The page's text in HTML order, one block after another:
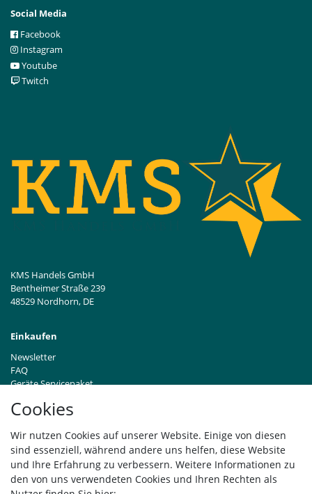
Cookies
Wir nutzen Cookies auf unserer Website. Einige von diesen
sind essenziell, während andere uns helfen, diese Website
und Ihre Erfahrung zu verbessern. Weitere Informationen zu
den von uns verwendeten Cookies und Ihren Rechten als
Social Media
Facebook
Instagram
Youtube
Twitch
KMS Handels GmbH
Bentheimer Straße 239
48529 Nordhorn, DE
Einkaufen
Newsletter
FAQ
Geräte Servicepaket
Händleranfragen B2B
Widerrufsrecht
Vertrag widerrufen
Versand